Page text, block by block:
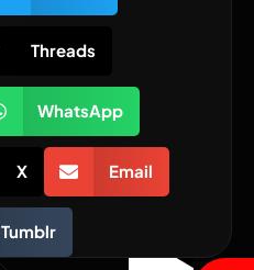
Threads
WhatsApp
X Email
Tumblr